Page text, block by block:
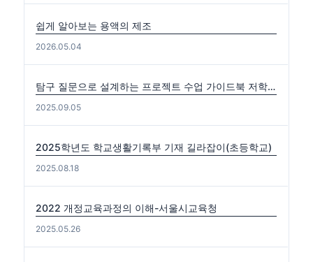
쉽게 알아보는 용액의 제조
2026.05.04
탐구 질문으로 설계하는 프로젝트 수업 가이드북 저학년편. 중·고학년편
2025.09.05
2025학년도 학교생활기록부 기재 길라잡이(초등학교)
2025.08.18
2022 개정교육과정의 이해-서울시교육청
2025.05.26